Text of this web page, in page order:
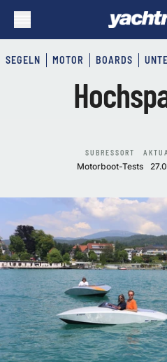
SEGELN MOTOR BOARDS
SUBRESSORT
Motorboot-Tests